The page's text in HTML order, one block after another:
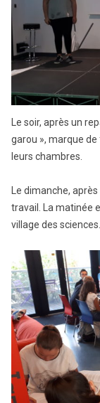
Le soir, après un
garou », marque
leurs chambres.
Le dimanche,
travail. La matinée
village des sciences.